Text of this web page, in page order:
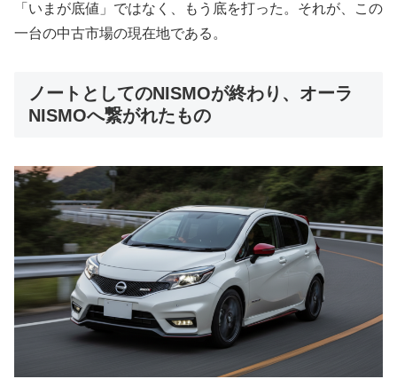
「いまが底値」ではなく、もう底を打った。それが、この
一台の中古市場の現在地である。
ノートとしてのNISMOが終わり、オーラ
NISMOへ繋がれたもの